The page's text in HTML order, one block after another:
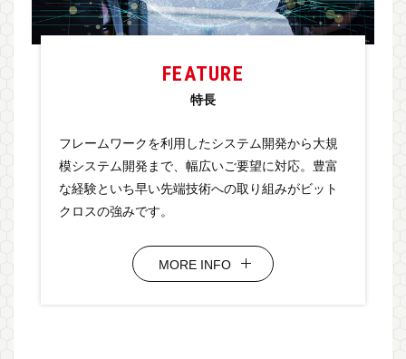
FEATURE
特長
フレームワークを利用したシステム開発から大規
模システム開発まで、幅広いご要望に対応。豊富
な経験といち早い先端技術への取り組みがビット
クロスの強みです。
MORE INFO